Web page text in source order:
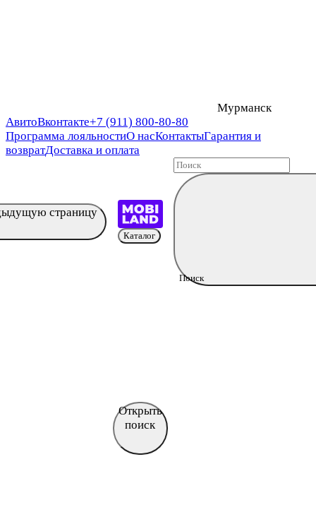
Мурманск
АвитоВконтакте+7 (911) 800-80-80
Программа лояльностиО насКонтактыГарантия и
возвратДоставка и оплата
страницу
Каталог
Поиск
Открыть
поиск